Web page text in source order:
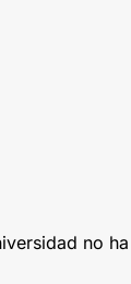
no